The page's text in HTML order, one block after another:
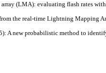
(LMA): evaluating flash rates
the real-time Lightning Mapping
A new probabilistic method to